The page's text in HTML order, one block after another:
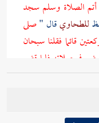
أتم الصلاة وسلم سجد
للطحاويقال "صلى
قائما فقلنا سبحان
في صلاته فلما قضى
ثم قال : صلى بنا
- فاستوى قائما من
قضى صلاته سجد